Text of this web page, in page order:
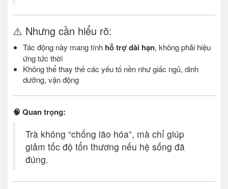
⚠️ Nhưng cần hiểu rõ:
Tác động này mang tính hỗ trợ dài hạn, không phải hiệu
ứng tức thời
Không thể thay thế các yếu tố nền như giấc ngủ, dinh
dưỡng, vận động
🧠 Quan trọng:
Trà không “chống lão hóa”, mà chỉ giúp
giảm tốc độ tổn thương nếu hệ sống đã
đúng.